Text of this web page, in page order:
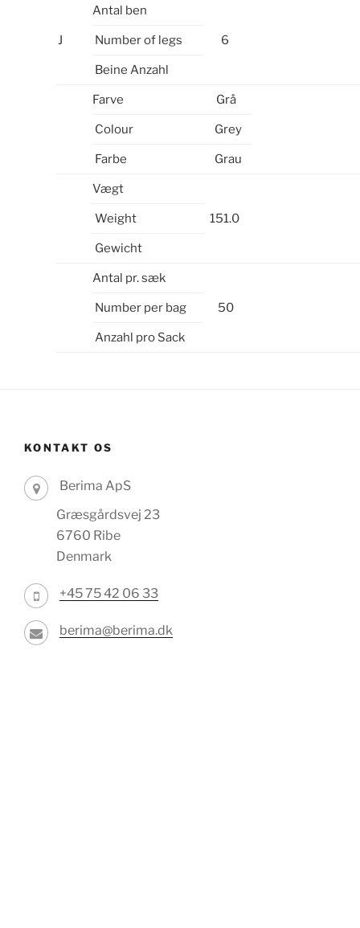
J
Antal ben
6
Number of legs
Beine Anzahl
Farve Grå
Colour Grey
Farbe Grau
Vægt
151.0
Weight
Gewicht
Antal pr. sæk
50
Number per bag
Anzahl pro Sack
KONTAKT OS
Berima ApS
Græsgårdsvej 23
6760 Ribe
Denmark
+45 75 42 06 33
berima@berima.dk